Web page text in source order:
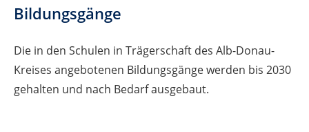
Bildungsgänge
Die in den Schulen in Trägerschaft des Alb-Donau-
Kreises angebotenen Bildungsgänge werden bis 2030
gehalten und nach Bedarf ausgebaut.